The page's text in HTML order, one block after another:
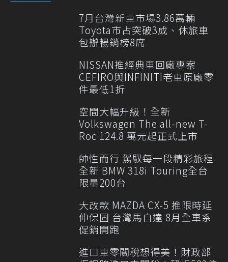
7月台灣新車市場3.86萬輛
Toyota市占突破3成、休旅車
包辦暢銷榜8席
NISSAN推經典車回廠專案
CEFIRO與INFINITI老車原廠零
件最低1折
空間大幅升級！全新
Volkswagen The all-new T-
Roc 124.8 萬元起正式上市
帥性而行 駕馭每一段精彩旅程
全新 BMW 318i Touring全台
限量200台
大改款 MAZDA CX-5 推限時延
伸保固 台灣馬自達 8月全車系
促銷開跑
進口車零關稅想得美！財政部